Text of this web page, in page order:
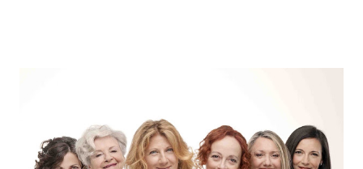
“Settembre dell’Accademia” dove si esibirà per il secondo anno
consecutivo. Il pubblico milanese avrà il piacere di applaudire i